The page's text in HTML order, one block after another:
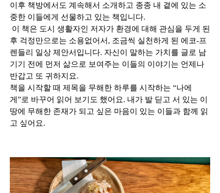
이후 책방에서도 계속해서 소개하고 종종 내 곁에 있는 소
중한 이들에게 선물하고 있는 책입니다.
이 책은 도시 생활자인 저자가 환경에 대해 관심을 두게 된
후 걱정만으로는 소용없어서, 조금씩 실천하게 된 에코-프
렌들리 일상 제안서입니다. 자신이 말하는 가치를 글로 남
기기 전에 먼저 삶으로 보여주는 이들의 이야기는 언제나
반갑고 또 귀하지요.
책을 시작할 때 제목을 무해한 하루를 시작하는 “나에
게”로 바꾸어 읽어 보기도 했어요. 내가 발 딛고 서 있는 이
땅에 무해한 존재가 되고 싶은 마음이 있는 이들과 함께 읽
고 싶어요.